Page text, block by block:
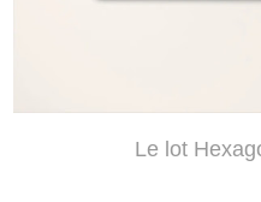
Le lot